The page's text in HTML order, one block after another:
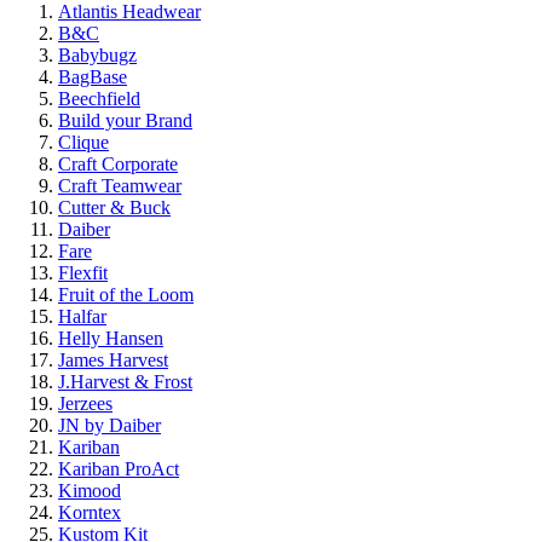
Atlantis Headwear
B&C
Babybugz
BagBase
Beechfield
Build your Brand
Clique
Craft Corporate
Craft Teamwear
Cutter & Buck
Daiber
Fare
Flexfit
Fruit of the Loom
Halfar
Helly Hansen
James Harvest
J.Harvest & Frost
Jerzees
JN by Daiber
Kariban
Kariban ProAct
Kimood
Korntex
Kustom Kit